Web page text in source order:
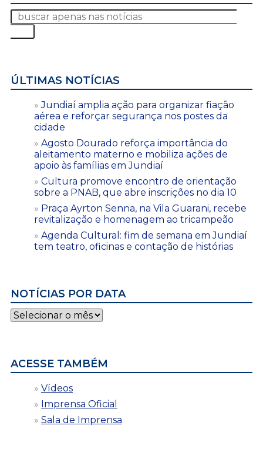
ÚLTIMAS NOTÍCIAS
Jundiaí amplia ação para organizar fiação
aérea e reforçar segurança nos postes da
cidade
Agosto Dourado reforça importância do
aleitamento materno e mobiliza ações de
apoio às famílias em Jundiaí
Cultura promove encontro de orientação
sobre a PNAB, que abre inscrições no dia 10
Praça Ayrton Senna, na Vila Guarani, recebe
revitalização e homenagem ao tricampeão
Agenda Cultural: fim de semana em Jundiaí
tem teatro, oficinas e contação de histórias
NOTÍCIAS POR DATA
Notícias
por
ACESSE TAMBÉM
Vídeos
Imprensa Oficial
Sala de Imprensa